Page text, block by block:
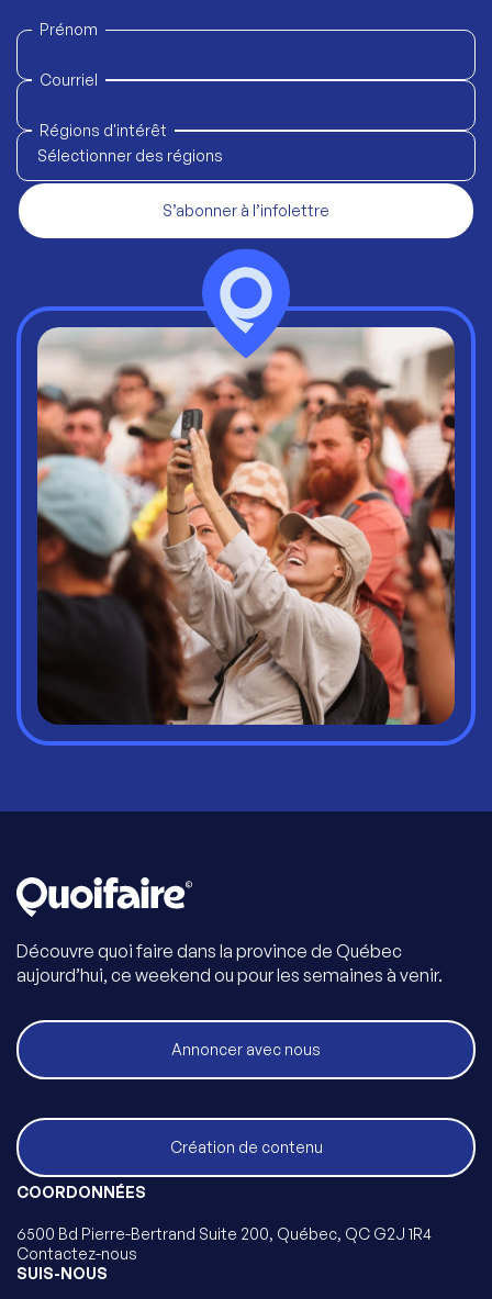
Prénom
Courriel
Régions d'intérêt
Sélectionner des régions
S’abonner à l’infolettre
Découvre quoi faire dans la province de Québec
aujourd’hui, ce weekend ou pour les semaines à venir.
Annoncer avec nous
Création de contenu
COORDONNÉES
6500 Bd Pierre-Bertrand Suite 200, Québec, QC G2J 1R4
Contactez-nous
SUIS-NOUS